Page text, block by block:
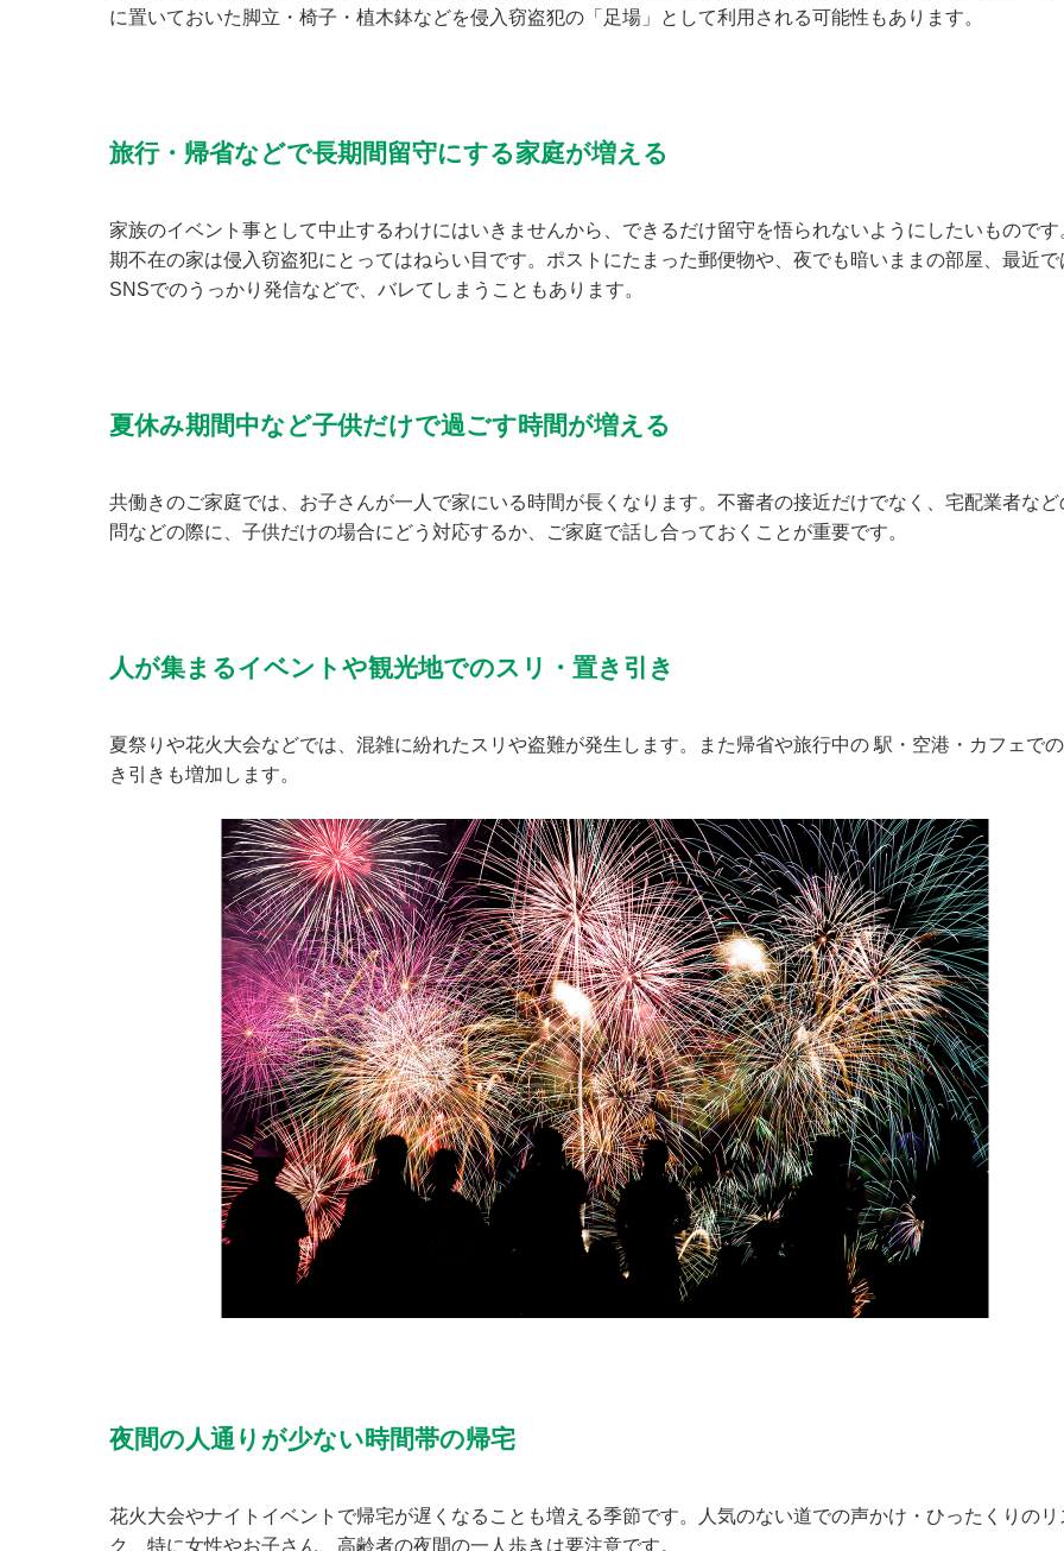
に置いておいた脚立・椅子・植木鉢などを侵入窃盗犯の「足場」として利用される可能性もあります。
旅行・帰省などで長期間留守にする家庭が増える
家族のイベント事として中止するわけにはいきませんから、できるだけ留守を悟られないようにしたいものです
期不在の家は侵入窃盗犯にとってはねらい目です。ポストにたまった郵便物や、夜でも暗いままの部屋、最近で
SNSでのうっかり発信などで、バレてしまうこともあります。
夏休み期間中など子供だけで過ごす時間が増える
共働きのご家庭では、お子さんが一人で家にいる時間が長くなります。不審者の接近だけでなく、宅配業者など
問などの際に、子供だけの場合にどう対応するか、ご家庭で話し合っておくことが重要です。
人が集まるイベントや観光地でのスリ・置き引き
夏祭りや花火大会などでは、混雑に紛れたスリや盗難が発生します。また帰省や旅行中の 駅・空港・カフェで
き引きも増加します。
夜間の人通りが少ない時間帯の帰宅
花火大会やナイトイベントで帰宅が遅くなることも増える季節です。人気のない道での声かけ・ひったくりのリ
ク、特に女性やお子さん、高齢者の夜間の一人歩きは要注意です。